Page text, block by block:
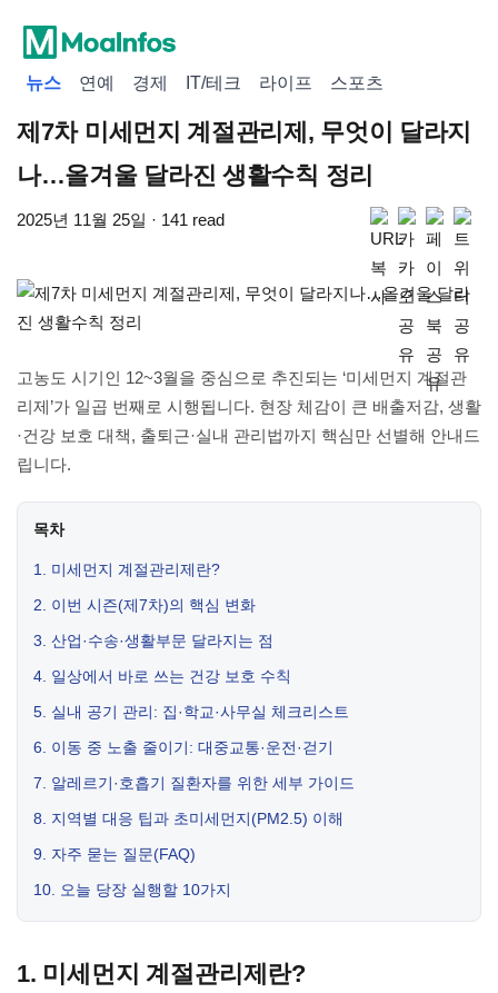
뉴스 연예 경제 IT/테크 라이프 스포츠
제7차 미세먼지 계절관리제, 무엇이 달라지
나…올겨울 달라진 생활수칙 정리
2025년 11월 25일 · 141 read
고농도 시기인 12~3월을 중심으로 추진되는 ‘미세먼지 계절관
리제’가 일곱 번째로 시행됩니다. 현장 체감이 큰 배출저감, 생활
·건강 보호 대책, 출퇴근·실내 관리법까지 핵심만 선별해 안내드
립니다.
목차
1. 미세먼지 계절관리제란?
2. 이번 시즌(제7차)의 핵심 변화
3. 산업·수송·생활부문 달라지는 점
4. 일상에서 바로 쓰는 건강 보호 수칙
5. 실내 공기 관리: 집·학교·사무실 체크리스트
6. 이동 중 노출 줄이기: 대중교통·운전·걷기
7. 알레르기·호흡기 질환자를 위한 세부 가이드
8. 지역별 대응 팁과 초미세먼지(PM2.5) 이해
9. 자주 묻는 질문(FAQ)
10. 오늘 당장 실행할 10가지
1. 미세먼지 계절관리제란?